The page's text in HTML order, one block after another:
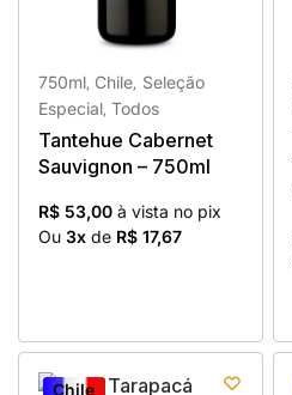
750ml, Chile, Seleção
Especial, Todos
Tantehue Cabernet
Sauvignon – 750ml
R$ 53,00 à vista no pix
Ou 3x de R$ 17,67
Chile
Chile